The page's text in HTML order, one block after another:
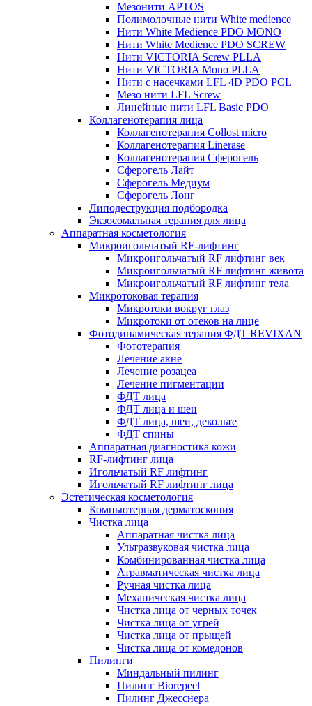
Мезонити APTOS
Полимолочные нити White medience
Нити White Medience PDO MONO
Нити White Medience PDO SCREW
Нити VICTORIA Screw PLLA
Нити VICTORIA Mono PLLA
Нити с насечками LFL 4D PDO PCL
Мезо нити LFL Screw
Линейные нити LFL Basic PDO
Коллагенотерапия лица
Коллагенотерапия Collost micro
Коллагенотерапия Linerase
Коллагенотерапия Сферогель
Сферогель Лайт
Сферогель Медиум
Сферогель Лонг
Липодеструкция подбородка
Экзосомальная терапия для лица
Аппаратная косметология
Микроигольчатый RF-лифтинг
Микроигольчатый RF лифтинг век
Микроигольчатый RF лифтинг живота
Микроигольчатый RF лифтинг тела
Микротоковая терапия
Микротоки вокруг глаз
Микротоки от отеков на лице
Фотодинамическая терапия ФДТ REVIXAN
Фототерапия
Лечение акне
Лечение розацеа
Лечение пигментации
ФДТ лица
ФДТ лица и шеи
ФДТ лица, шеи, декольте
ФДТ спины
Аппаратная диагностика кожи
RF-лифтинг лица
Игольчатый RF лифтинг
Игольчатый RF лифтинг лица
Эстетическая косметология
Компьютерная дерматоскопия
Чистка лица
Аппаратная чистка лица
Ультразвуковая чистка лица
Комбинированная чистка лица
Атравматическая чистка лица
Ручная чистка лица
Механическая чистка лица
Чистка лица от черных точек
Чистка лица от угрей
Чистка лица от прыщей
Чистка лица от комедонов
Пилинги
Миндальный пилинг
Пилинг Biorepeel
Пилинг Джесснера